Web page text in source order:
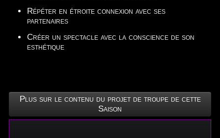
Répéter en étroite connexion avec ses
partenaires
Créer un spectacle avec la conscience de son
esthétique
Plus sur le contenu du projet de troupe de cette
Saison